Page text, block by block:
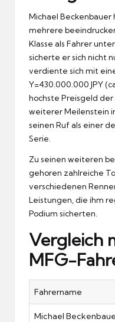
Michael Beckenbauer
mehrere
Klasse als Fahrer
sicherte er sich nicht
verdiente sich mit
Y=430.000.000 JPY
hochste Preisgeld der
weiterer Meilenstein
seinen Ruf als einer
Serie.
Zu seinen weiteren
gehoren zahlreiche
verschiedenen
Leistungen, die ihm
Podium sicherten.
Vergleich
MFG-
Fahrername
Michael